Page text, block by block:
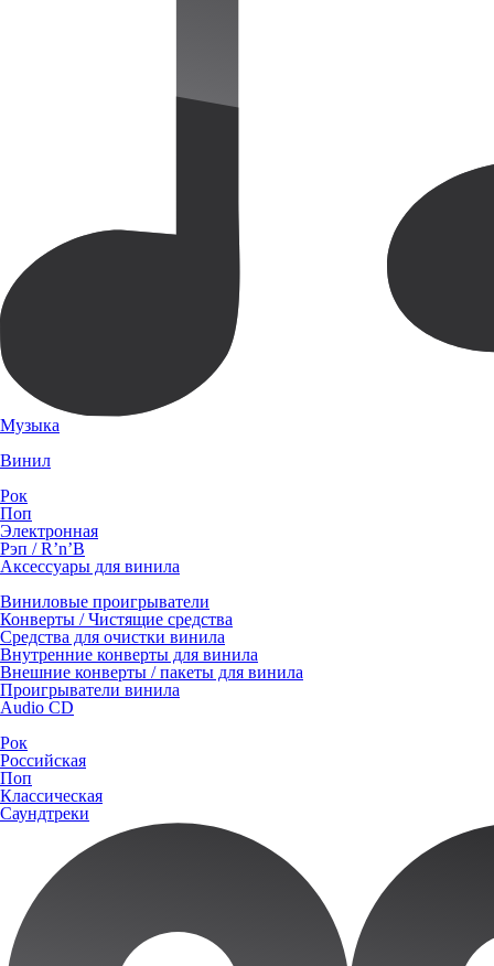
Музыка
Винил
Рок
Поп
Электронная
Рэп / R’n’B
Аксессуары для винила
Виниловые проигрыватели
Конверты / Чистящие средства
Средства для очистки винила
Внутренние конверты для винила
Внешние конверты / пакеты для винила
Проигрыватели винила
Audio CD
Рок
Российская
Поп
Классическая
Саундтреки